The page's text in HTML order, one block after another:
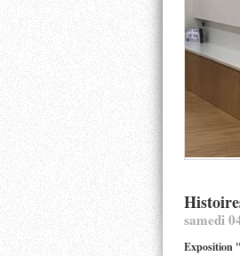
samedi
Exposition